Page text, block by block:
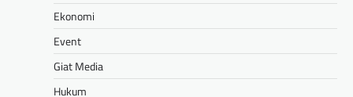
Ekonomi
Event
Giat Media
Hukum